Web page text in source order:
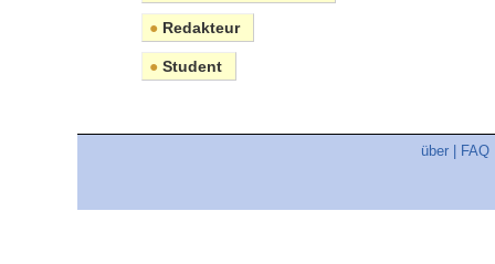
● Redakteur
● Student
über FAQ